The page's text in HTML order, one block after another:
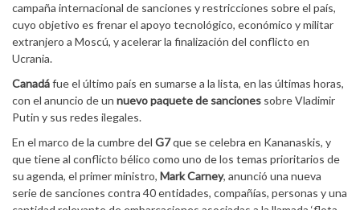
campaña internacional de sanciones y restricciones sobre el país,
cuyo objetivo es frenar el apoyo tecnológico, económico y militar
extranjero a Moscú, y acelerar la finalización del conflicto en
Ucrania.
Canadáfue el último país en sumarse a la lista, en las últimas horas,
con el anuncio de un nuevo paquete de sanciones sobre Vladimir
Putin y sus redes ilegales.
En el marco de la cumbre del G7que se celebra en Kananaskis, y
que tiene al conflicto bélico como uno de los temas prioritarios de
su agenda, el primer ministro, Mark Carney, anunció una nueva
serie de sanciones contra 40 entidades, compañías, personas y una